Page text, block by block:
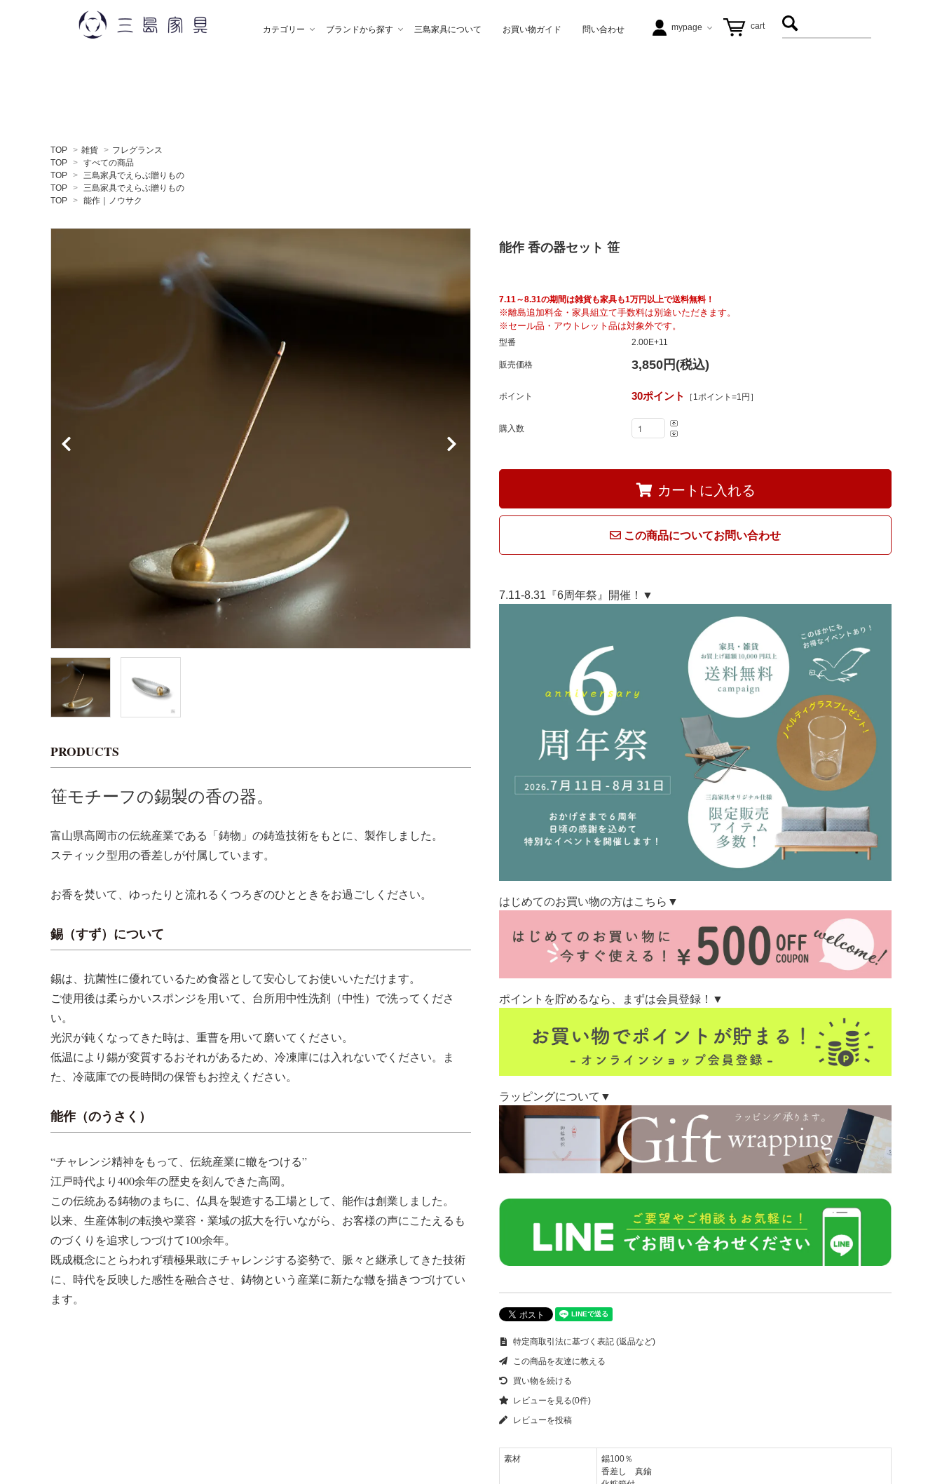
カテゴリー
デスク
ミラー
ブランドから探す
薫玉堂
神藤タオル
ひむか Fumi
フランジパニラタン 松野屋
LISA LARSON
三島家具について お買い物ガイド 問い合わせ mypage cart
TOP > 雑貨 > フレグランス
TOP > すべての商品
TOP > 三島家具でえらぶ贈りもの
TOP > 三島家具でえらぶ贈りもの
TOP > 能作｜ノウサク
PRODUCTS
笹モチーフの錫製の香の器。
富山県高岡市の伝統産業である「鋳物」の鋳造技術をもとに、製作しました。
スティック型用の香差しが付属しています。
お香を焚いて、ゆったりと流れるくつろぎのひとときをお過ごしください。
錫（すず）について
錫は、抗菌性に優れているため食器として安心してお使いいただけます。
ご使用後は柔らかいスポンジを用いて、台所用中性洗剤（中性）で洗ってくださ
い。
光沢が鈍くなってきた時は、重曹を用いて磨いてください。
低温により錫が変質するおそれがあるため、冷凍庫には入れないでください。ま
た、冷蔵庫での長時間の保管もお控えください。
能作（のうさく）
“チャレンジ精神をもって、伝統産業に轍をつける”
江戸時代より400余年の歴史を刻んできた高岡。
この伝統ある鋳物のまちに、仏具を製造する工場として、能作は創業しました。
以来、生産体制の転換や業容・業域の拡大を行いながら、お客様の声にこたえるも
のづくりを追求しつづけて100余年。
既成概念にとらわれず積極果敢にチャレンジする姿勢で、脈々と継承してきた技術
に、時代を反映した感性を融合させ、鋳物という産業に新たな轍を描きつづけてい
ます。
能作 香の器セット 笹
7.11～8.31の期間は雑貨も家具も1万円以上で送料無料！
※離島追加料金・家具組立て手数料は別途いただきます。
※セール品・アウトレット品は対象外です。
型番 2.00E+11
販売価格 3,850円(税込)
ポイント 30ポイント ［1ポイント=1円］
購入数
カートに入れる
この商品についてお問い合わせ
7.11-8.31『6周年祭』開催！▼
はじめてのお買い物の方はこちら▼
ポイントを貯めるなら、まずは会員登録！▼
ラッピングについて▼
特定商取引法に基づく表記 (返品など)
この商品を友達に教える
買い物を続ける
レビューを見る(0件)
レビューを投稿
素材
錫100％
香差し 真鍮